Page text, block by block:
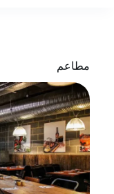
مطاعم